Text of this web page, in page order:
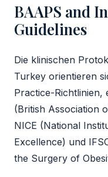
BAAPS and
Guidelines
Die klinischen
Turkey orientieren
Practice-Richtlinien,
(British Association
NICE (National
Excellence) und
the Surgery of